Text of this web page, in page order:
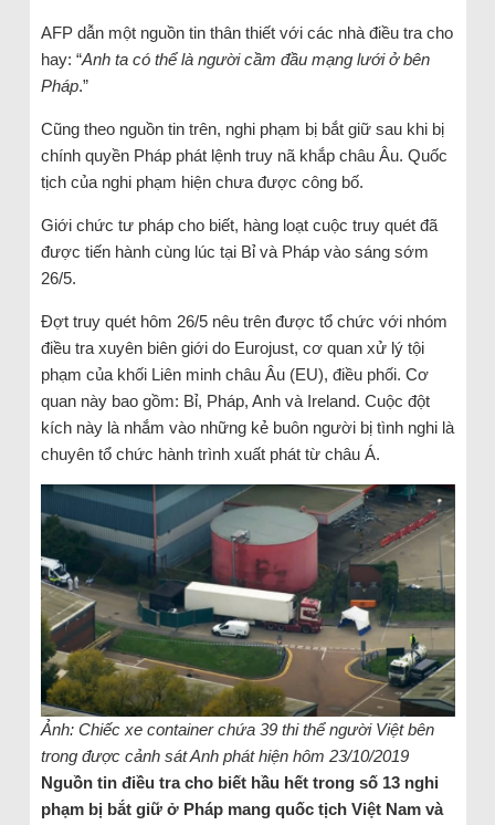
AFP dẫn một nguồn tin thân thiết với các nhà điều tra cho
hay: “Anh ta có thể là người cầm đầu mạng lưới ở bên
Pháp.”
Cũng theo nguồn tin trên, nghi phạm bị bắt giữ sau khi bị
chính quyền Pháp phát lệnh truy nã khắp châu Âu. Quốc
tịch của nghi phạm hiện chưa được công bố.
Giới chức tư pháp cho biết, hàng loạt cuộc truy quét đã
được tiến hành cùng lúc tại Bỉ và Pháp vào sáng sớm
26/5.
Đợt truy quét hôm 26/5 nêu trên được tổ chức với nhóm
điều tra xuyên biên giới do Eurojust, cơ quan xử lý tội
phạm của khối Liên minh châu Âu (EU), điều phối. Cơ
quan này bao gồm: Bỉ, Pháp, Anh và Ireland. Cuộc đột
kích này là nhắm vào những kẻ buôn người bị tình nghi là
chuyên tổ chức hành trình xuất phát từ châu Á.
Ảnh: Chiếc xe container chứa 39 thi thể người Việt bên
trong được cảnh sát Anh phát hiện hôm 23/10/2019
Nguồn tin điều tra cho biết hầu hết trong số 13 nghi
phạm bị bắt giữ ở Pháp mang quốc tịch Việt Nam và